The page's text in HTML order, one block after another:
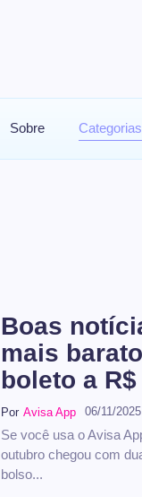
Sobre Categorias
Boas
mais
boleto a R$
Por Avisa App 06/11/2025
Se você usa o Avisa
outubro chegou com
bolso...